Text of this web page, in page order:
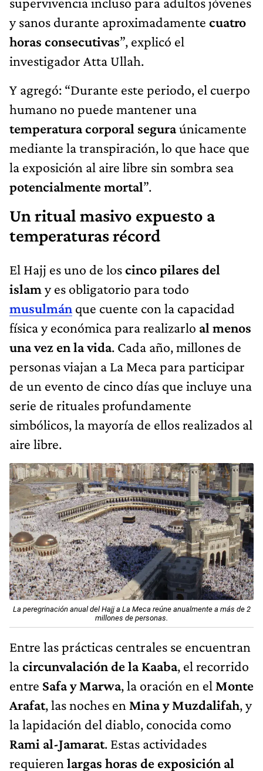
y sanos durante aproximadamente cuatro
horas consecutivas”, explicó el
investigador Atta Ullah.
Y agregó: “Durante este periodo, el cuerpo
humano no puede mantener una
temperatura corporal seguraúnicamente
mediante la transpiración, lo que hace que
la exposición al aire libre sin sombra sea
potencialmente mortal”.
Un ritual masivo expuesto a
temperaturas récord
El Hajj es uno de loscinco pilares del
islam y es obligatorio para todo
musulmán que cuente con la capacidad
física y económica para realizarlo al menos
una vez en la vida. Cada año, millones de
personas viajan a La Meca para participar
de un evento de cinco días que incluye una
serie de rituales profundamente
simbólicos, la mayoría de ellos realizados al
aire libre.
La peregrinación anual del Hajj a La Meca reúne anualmente a más de 2
millones de personas.
Entre las prácticas centrales se encuentran
lacircunvalación de la Kaaba, el recorrido
entre Safa y Marwa, la oración en el Monte
Arafat, las noches en Mina y Muzdalifah, y
la lapidación del diablo, conocida como
Rami al-Jamarat. Estas actividades
requieren largas horas de exposición al